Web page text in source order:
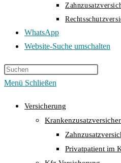
WhatsApp
Website-Suche umschalten
Menü Schließen
Versicherung
Privatpatient im